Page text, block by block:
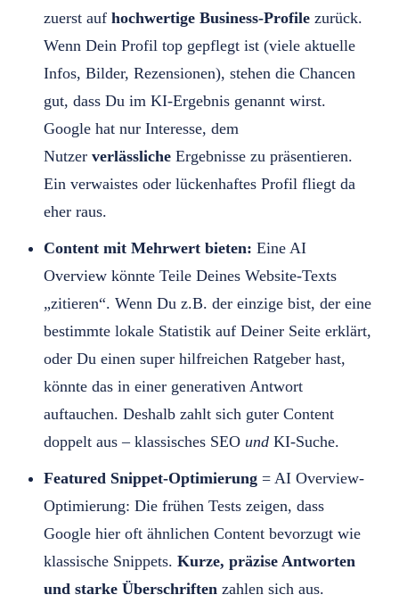
zuerst auf hochwertige Business-Profile zurück.
Wenn Dein Profil top gepflegt ist (viele aktuelle
Infos, Bilder, Rezensionen), stehen die Chancen
gut, dass Du im KI-Ergebnis genannt wirst.
Google hat nur Interesse, dem
Nutzer verlässliche Ergebnisse zu präsentieren.
Ein verwaistes oder lückenhaftes Profil fliegt da
eher raus.
Content mit Mehrwert bieten: Eine AI
Overview könnte Teile Deines Website-Texts
„zitieren“. Wenn Du z.B. der einzige bist, der eine
bestimmte lokale Statistik auf Deiner Seite erklärt,
oder Du einen super hilfreichen Ratgeber hast,
könnte das in einer generativen Antwort
auftauchen. Deshalb zahlt sich guter Content
doppelt aus – klassisches SEO und KI-Suche.
Featured Snippet-Optimierung = AI Overview-
Optimierung: Die frühen Tests zeigen, dass
Google hier oft ähnlichen Content bevorzugt wie
klassische Snippets. Kurze, präzise Antworten
und starke Überschriften zahlen sich aus.